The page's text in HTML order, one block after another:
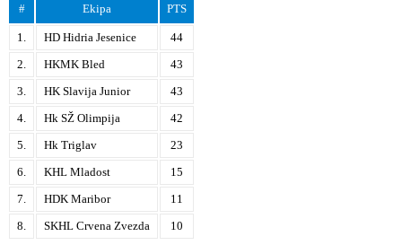
# Ekipa PTS
1. HD Hidria Jesenice
44
2.
HKMK Bled
43
3.
HK Slavija Junior
43
4.
Hk SŽ Olimpija
42
5.
Hk Triglav
23
6.
KHL Mladost
15
7.
HDK Maribor
11
8.
SKHL Crvena Zvezda 10